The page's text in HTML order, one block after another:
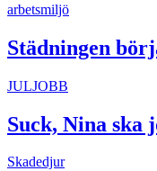
arbetsmiljö
Städningen
JULJOBB
Suck, Nina ska
Skadedjur